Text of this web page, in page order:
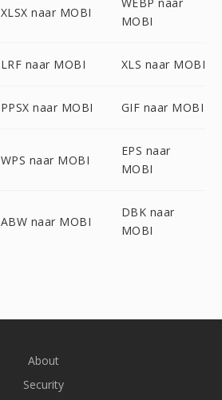
XLSX naar MOBI
MOBI
LRF naar MOBI XLS naar MOBI
PPSX naar MOBI GIF naar MOBI
WPS naar MOBI
EPS naar
MOBI
ABW naar MOBI
DBK naar
MOBI
About
Security